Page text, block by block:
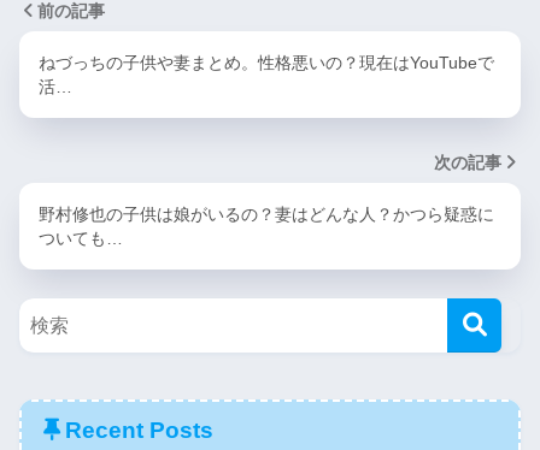
前の記事
ねづっちの子供や妻まとめ。性格悪いの？現在はYouTubeで
活…
次の記事
野村修也の子供は娘がいるの？妻はどんな人？かつら疑惑に
ついても…
Recent Posts